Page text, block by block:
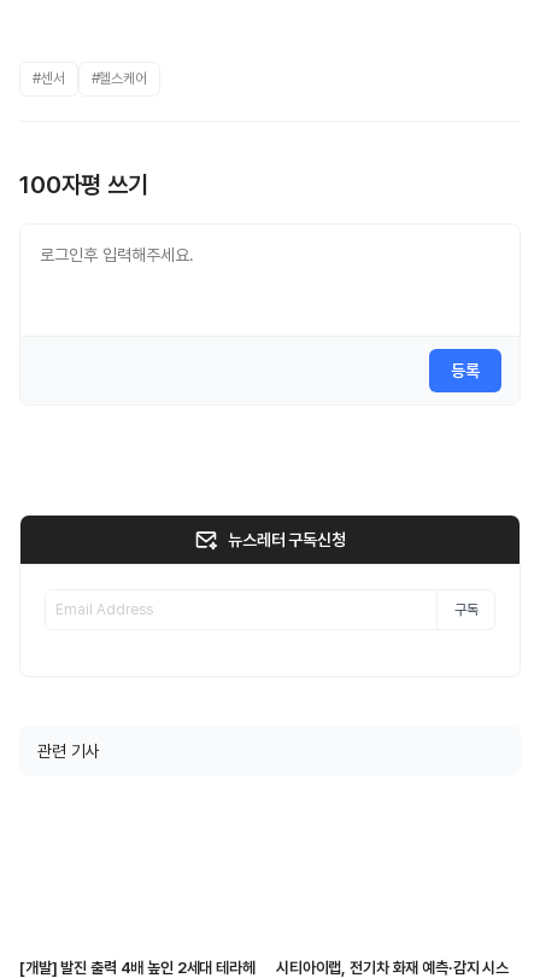
#센서 #헬스케어
100자평 쓰기
등록
뉴스레터 구독신청
구독
관련 기사
[개발] 발진 출력 4배 높인 2세대 테라헤
시티아이랩, 전기차 화재 예측·감지 시스